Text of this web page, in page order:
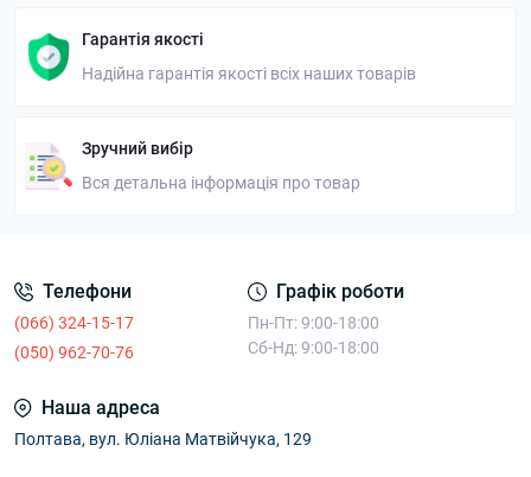
Гарантія якості
Надійна гарантія якості всіх наших товарів
Зручний вибір
Вся детальна інформація про товар
Телефони
(066) 324-15-17
(050) 962-70-76
Графік роботи
Пн-Пт: 9:00-18:00
Сб-Нд: 9:00-18:00
Наша адреса
Полтава, вул. Юліана Матвійчука, 129